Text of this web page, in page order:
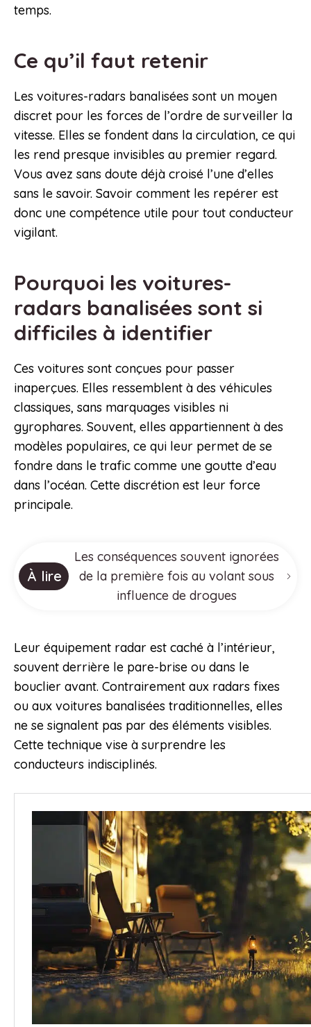
temps.
Ce qu’il faut retenir
Les voitures-radars banalisées sont un moyen
discret pour les forces de l’ordre de surveiller la
vitesse. Elles se fondent dans la circulation, ce qui
les rend presque invisibles au premier regard.
Vous avez sans doute déjà croisé l’une d’elles
sans le savoir. Savoir comment les repérer est
donc une compétence utile pour tout conducteur
vigilant.
Pourquoi les voitures-
radars banalisées sont si
difficiles à identifier
Ces voitures sont conçues pour passer
inaperçues. Elles ressemblent à des véhicules
classiques, sans marquages visibles ni
gyrophares. Souvent, elles appartiennent à des
modèles populaires, ce qui leur permet de se
fondre dans le trafic comme une goutte d’eau
dans l’océan. Cette discrétion est leur force
principale.
À lire
Les conséquences souvent ignorées
de la première fois au volant sous
influence de drogues
Leur équipement radar est caché à l’intérieur,
souvent derrière le pare-brise ou dans le
bouclier avant. Contrairement aux radars fixes
ou aux voitures banalisées traditionnelles, elles
ne se signalent pas par des éléments visibles.
Cette technique vise à surprendre les
conducteurs indisciplinés.